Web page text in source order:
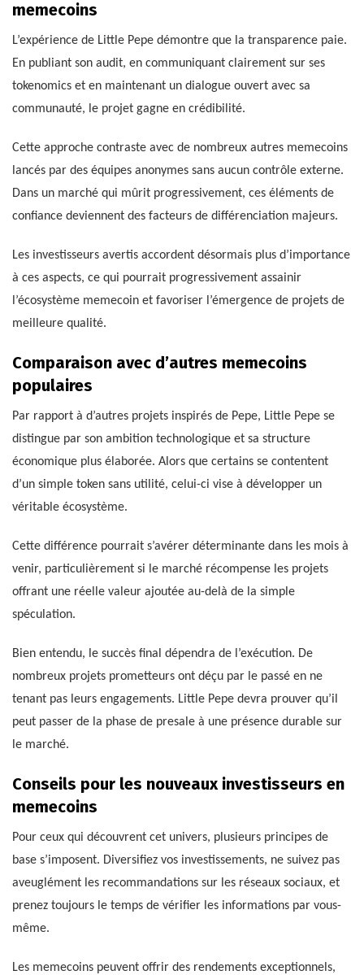
memecoins
L’expérience de Little Pepe démontre que la transparence paie.
En publiant son audit, en communiquant clairement sur ses
tokenomics et en maintenant un dialogue ouvert avec sa
communauté, le projet gagne en crédibilité.
Cette approche contraste avec de nombreux autres memecoins
lancés par des équipes anonymes sans aucun contrôle externe.
Dans un marché qui mûrit progressivement, ces éléments de
confiance deviennent des facteurs de différenciation majeurs.
Les investisseurs avertis accordent désormais plus d’importance
à ces aspects, ce qui pourrait progressivement assainir
l’écosystème memecoin et favoriser l’émergence de projets de
meilleure qualité.
Comparaison avec d’autres memecoins
populaires
Par rapport à d’autres projets inspirés de Pepe, Little Pepe se
distingue par son ambition technologique et sa structure
économique plus élaborée. Alors que certains se contentent
d’un simple token sans utilité, celui-ci vise à développer un
véritable écosystème.
Cette différence pourrait s’avérer déterminante dans les mois à
venir, particulièrement si le marché récompense les projets
offrant une réelle valeur ajoutée au-delà de la simple
spéculation.
Bien entendu, le succès final dépendra de l’exécution. De
nombreux projets prometteurs ont déçu par le passé en ne
tenant pas leurs engagements. Little Pepe devra prouver qu’il
peut passer de la phase de presale à une présence durable sur
le marché.
Conseils pour les nouveaux investisseurs en
memecoins
Pour ceux qui découvrent cet univers, plusieurs principes de
base s’imposent. Diversifiez vos investissements, ne suivez pas
aveuglément les recommandations sur les réseaux sociaux, et
prenez toujours le temps de vérifier les informations par vous-
même.
Les memecoins peuvent offrir des rendements exceptionnels,